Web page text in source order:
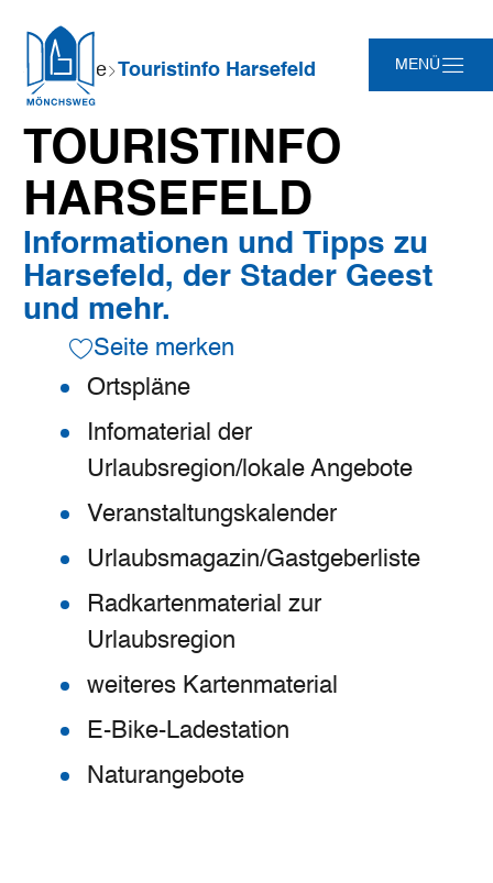
Hauptinhalt
Suche
Navigation
Footer
MENÜ
Sie
sind
hier:
Startseite Touristinfo Harsefeld
TOURISTINFO
HARSEFELD
Informationen und Tipps zu
Harsefeld, der Stader Geest
und mehr.
Seite merken
Ortspläne
Infomaterial der
Urlaubsregion/lokale Angebote
Veranstaltungskalender
Urlaubsmagazin/Gastgeberliste
Radkartenmaterial zur
Urlaubsregion
weiteres Kartenmaterial
E-Bike-Ladestation
Naturangebote